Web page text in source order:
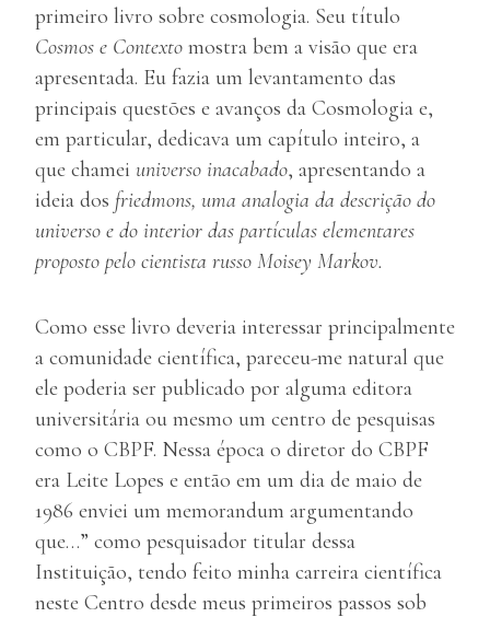
primeiro livro sobre cosmologia. Seu título
Cosmos e Contexto mostra bem a visão que era
apresentada. Eu fazia um levantamento das
principais questões e avanços da Cosmologia e,
em particular, dedicava um capítulo inteiro, a
que chamei universo inacabado, apresentando a
ideia dos friedmons, uma analogia da descrição do
universo e do interior das partículas elementares
proposto pelo cientista russo Moisey Markov.
Como esse livro deveria interessar principalmente
a comunidade científica, pareceu-me natural que
ele poderia ser publicado por alguma editora
universitária ou mesmo um centro de pesquisas
como o CBPF. Nessa época o diretor do CBPF
era Leite Lopes e então em um dia de maio de
1986 enviei um memorandum argumentando
que…” como pesquisador titular dessa
Instituição, tendo feito minha carreira científica
neste Centro desde meus primeiros passos sob